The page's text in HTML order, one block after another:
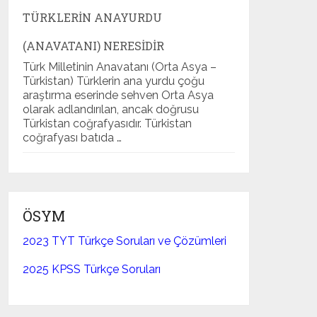
TÜRKLERIN ANAYURDU
(ANAVATANI) NERESIDIR
Türk Milletinin Anavatanı (Orta Asya –
Türkistan) Türklerin ana yurdu çoğu
araştırma eserinde sehven Orta Asya
olarak adlandırılan, ancak doğrusu
Türkistan coğrafyasıdır. Türkistan
coğrafyası batıda …
ÖSYM
2023 TYT Türkçe Soruları ve Çözümleri
2025 KPSS Türkçe Soruları